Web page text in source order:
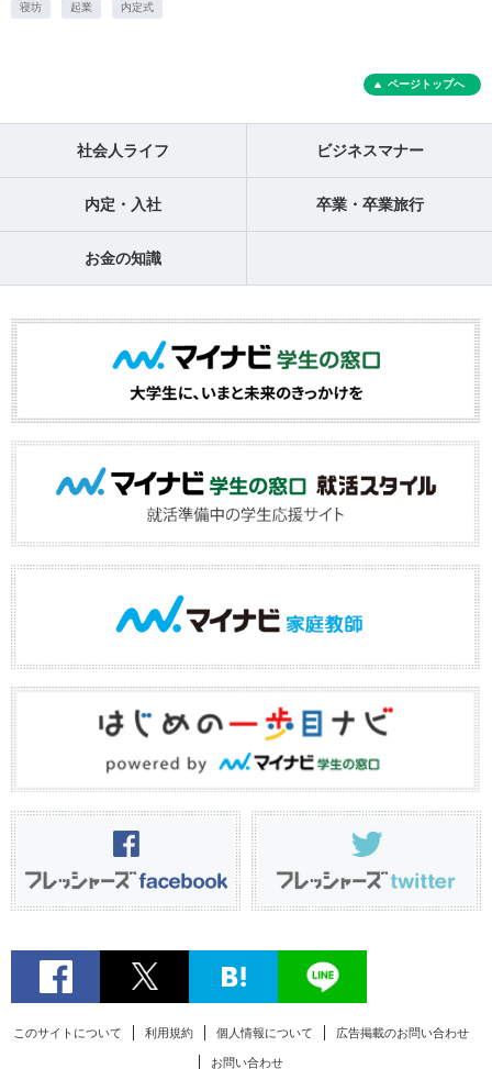
寝坊 起業 内定式
ページトップへ
社会人ライフ ビジネスマナー
内定・入社 卒業・卒業旅行
お金の知識
このサイトについて 利用規約 個人情報について 広告掲載のお問い合わせ
お問い合わせ